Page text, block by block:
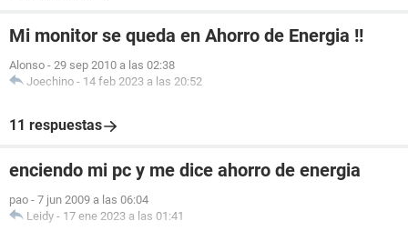
Mi monitor se queda en Ahorro de Energia !!
Alonso - 29 sep 2010 a las 02:38
Joechino - 14 feb 2023 a las 20:52
11 respuestas
enciendo mi pc y me dice ahorro de energia
pao - 7 jun 2009 a las 06:04
Leidy - 17 ene 2023 a las 01:41